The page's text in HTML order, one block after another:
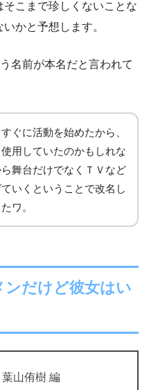
こまで珍しくないことな
かと予想します。
名前が本名だと言われて
ぐに活動を始めたから、
用していたのかもしれな
舞台だけでなくＴＶなど
いくということで改名し
ワ。
だけど彼女はい
葉山侑樹 編